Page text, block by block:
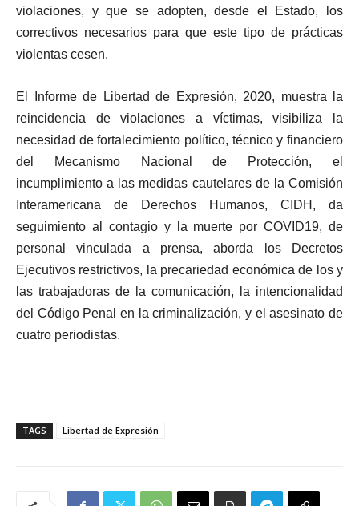
violaciones, y que se adopten, desde el Estado, los
correctivos necesarios para que este tipo de prácticas
violentas cesen.
El Informe de Libertad de Expresión, 2020, muestra la
reincidencia de violaciones a víctimas, visibiliza la
necesidad de fortalecimiento político, técnico y financiero
del Mecanismo Nacional de Protección, el
incumplimiento a las medidas cautelares de la Comisión
Interamericana de Derechos Humanos, CIDH, da
seguimiento al contagio y la muerte por COVID19, de
personal vinculada a prensa, aborda los Decretos
Ejecutivos restrictivos, la precariedad económica de los y
las trabajadoras de la comunicación, la intencionalidad
del Código Penal en la criminalización, y el asesinato de
cuatro periodistas.
TAGS Libertad de Expresión